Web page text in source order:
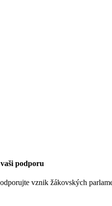
podporu
vznik žákovských